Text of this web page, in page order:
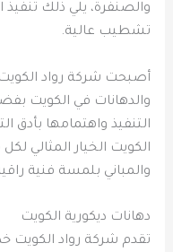
والصنفرة، يلي ذلك تنفيذ
تشطيب عالية.
أصبحت شركة رواد
والدهانات في الكويت
التنفيذ واهتمامها بأدق
الكويت الخيار المثالي
والمباني بلمسة فنية
دهانات ديكورية الكويت
تقدم شركة رواد الكويت